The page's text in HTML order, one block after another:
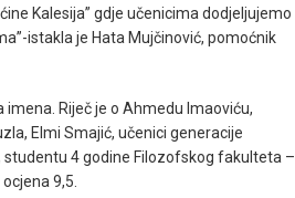
Kalesija” gdje učenicima dodjeljujemo
istakla je Hata Mujčinović, pomoćnik
Riječ je o Ahmedu Imaoviću,
Elmi Smajić, učenici generacije
studentu 4 godine Filozofskog fakulteta –
9,5.